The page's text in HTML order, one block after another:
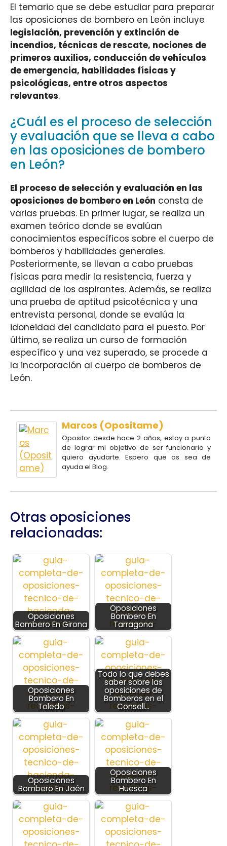
El temario que se debe estudiar para preparar
las oposiciones de bombero en León incluye
legislación, prevención y extinción de
incendios, técnicas de rescate, nociones de
primeros auxilios, conducción de vehículos
de emergencia, habilidades físicas y
psicológicas, entre otros aspectos
relevantes.
¿Cuál es el proceso de selección
y evaluación que se lleva a cabo
en las oposiciones de bombero
en León?
El proceso de selección y evaluación en las
oposiciones de bombero en León consta de
varias pruebas. En primer lugar, se realiza un
examen teórico donde se evalúan
conocimientos específicos sobre el cuerpo de
bomberos y habilidades generales.
Posteriormente, se llevan a cabo pruebas
físicas para medir la resistencia, fuerza y
agilidad de los aspirantes. Además, se realiza
una prueba de aptitud psicotécnica y una
entrevista personal, donde se evalúa la
idoneidad del candidato para el puesto. Por
último, se realiza un curso de formación
específico y una vez superado, se procede a
la incorporación al cuerpo de bomberos de
León.
Marcos (Opositame)
Opositor desde hace 2 años, estoy a punto
de lograr mi objetivo de ser funcionario y
quiero ayudarte. Espero que os sea de
ayuda el Blog.
Otras oposiciones
relacionadas:
Oposiciones
Bombero En Girona
Oposiciones
Bombero En
Tarragona
Oposiciones
Bombero En
Toledo
Todo lo que debes
saber sobre las
oposiciones de
Bomberos en el
Consell…
Oposiciones
Bombero En Jaén
Oposiciones
Bombero En
Huesca